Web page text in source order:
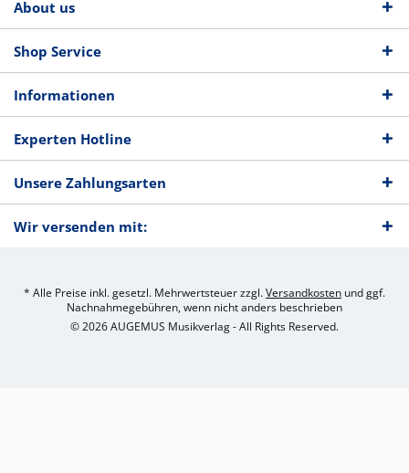
About us
Shop Service
Informationen
Experten Hotline
Unsere Zahlungsarten
Wir versenden mit:
* Alle Preise inkl. gesetzl. Mehrwertsteuer zzgl.Versandkosten und ggf.
Nachnahmegebühren, wenn nicht anders beschrieben
© 2026 AUGEMUS Musikverlag - All Rights Reserved.